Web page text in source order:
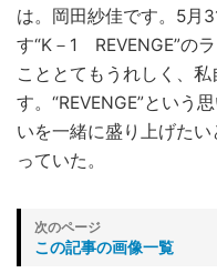
は。岡田紗佳です。5月
す“K－1 REVENGE”の
こととてもうれしく、
す。“REVENGE”という
いを一緒に盛り上げた
っていた。
この記事の画像一覧